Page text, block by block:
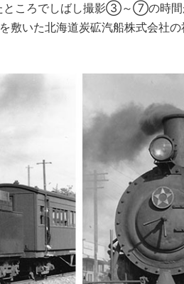
ころでしばし撮影③～⑦の時間
敷いた北海道炭砿汽船株式会社